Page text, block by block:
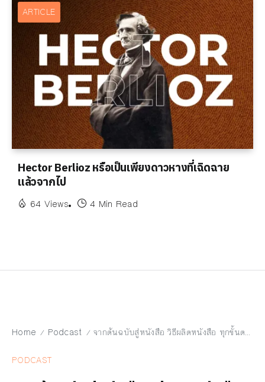
ARTICLE
Hector Berlioz หรือเป็นเพียงดาวหางที่เฉิดฉาย
แล้วจากไป
64 Views 4 Min Read
Home / Podcast / จากต้นฉบับสู่หนังสือ วิธีผลิตหนังสือ ทุกขั้นตอน
PODCAST